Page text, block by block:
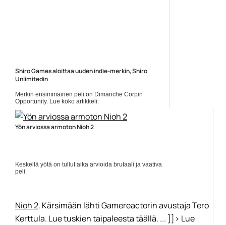
Shiro Games aloittaa uuden indie-merkin, Shiro
Unlimitedin
Merkin ensimmäinen peli on Dimanche Corpin
Opportunity. Lue koko artikkeli:
https://www.gamereactor.fi/uutiset/866613/
rs=rss...
Yleinen
Yön arviossa armoton Nioh 2
Keskellä yötä on tullut aika arvioida brutaali ja vaativa
peli
Nioh 2. Kärsimään lähti Gamereactorin avustaja Tero
Kerttula. Lue tuskien taipaleesta täällä. ... ]]> Lue